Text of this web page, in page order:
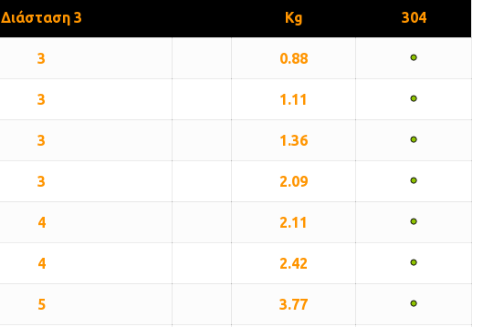
Διάσταση 3 Kg 304
3 0.88
3 1.11
3 1.36
3 2.09
4 2.11
4 2.42
5 3.77